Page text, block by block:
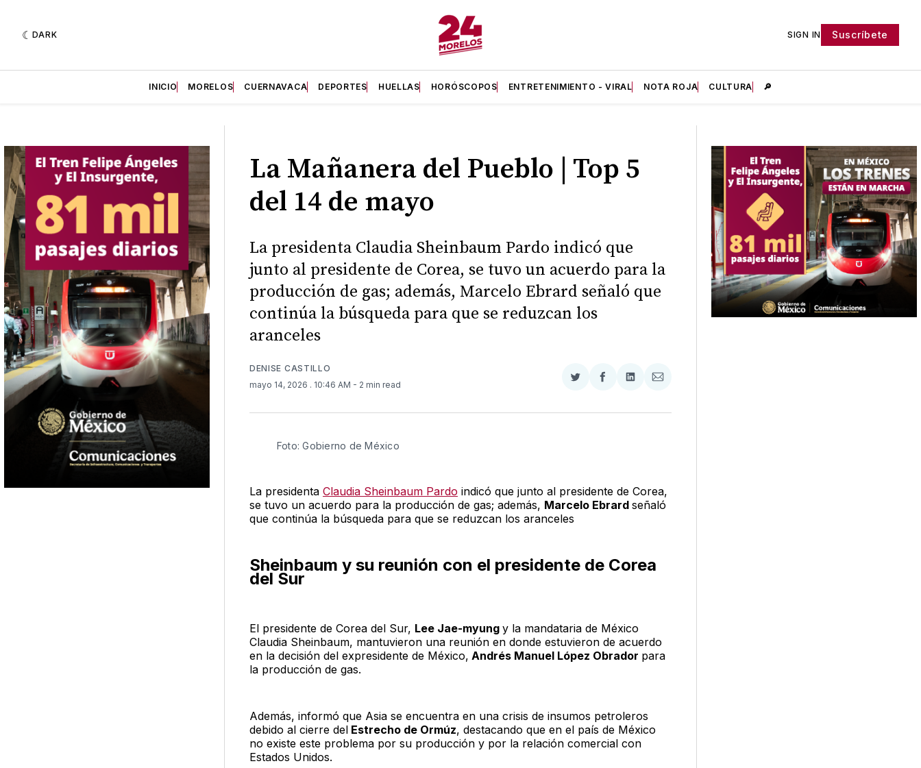
DARK SIGN IN Suscríbete
INICIO MORELOS CUERNAVACA DEPORTES HUELLAS HORÓSCOPOS ENTRETENIMIENTO - VIRAL NOTA ROJA CULTURA 🔎
La Mañanera del Pueblo | Top 5
del 14 de mayo
La presidenta Claudia Sheinbaum Pardo indicó que
junto al presidente de Corea, se tuvo un acuerdo para la
producción de gas; además, Marcelo Ebrard señaló que
continúa la búsqueda para que se reduzcan los
aranceles
DENISE CASTILLO
mayo 14, 2026 . 10:46 AM - 2 min read
Compartir
Twitter
Compartir
Facebook
Compartir
LinkedIn
Compartir
Email
Foto: Gobierno de México
La presidenta Claudia Sheinbaum Pardo indicó que junto al presidente de Corea,
se tuvo un acuerdo para la producción de gas; además, Marcelo Ebrard señaló
que continúa la búsqueda para que se reduzcan los aranceles
Sheinbaum y su reunión con el presidente de Corea
del Sur
El presidente de Corea del Sur, Lee Jae-myung y la mandataria de México
Claudia Sheinbaum, mantuvieron una reunión en donde estuvieron de acuerdo
en la decisión del expresidente de México, Andrés Manuel López Obrador para
la producción de gas.
Además, informó que Asia se encuentra en una crisis de insumos petroleros
debido al cierre delEstrecho de Ormúz, destacando que en el país de México
no existe este problema por su producción y por la relación comercial con
Estados Unidos.